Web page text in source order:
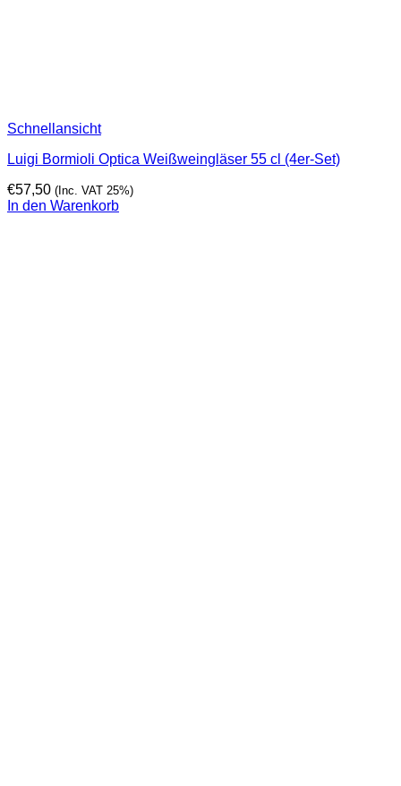
Schnellansicht
Luigi Bormioli Optica Weißweingläser 55 cl (4er-Set)
€57,50 (Inc. VAT 25%)
In den Warenkorb